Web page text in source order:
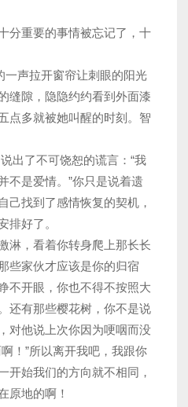
分重要的事情被忘记了，十
一声拉开窗帘让刺眼的阳光
缝隙，隐隐约约看到外面漆
点多就被她叫醒的时刻。智
出了不可饶恕的谎言：“我
不是爱情。”你只是说着遗
己找到了感情恢复的契机，
排好了。
淋，看着你转身爬上那长长
些家伙才应该是你的归宿
不开眼，你也不得不按照大
还有那些樱花树，你不是说
对他说上次你因为哽咽而没
！”所以离开我吧，我跟你
开始我们的方向就不相同，
原地的啊！